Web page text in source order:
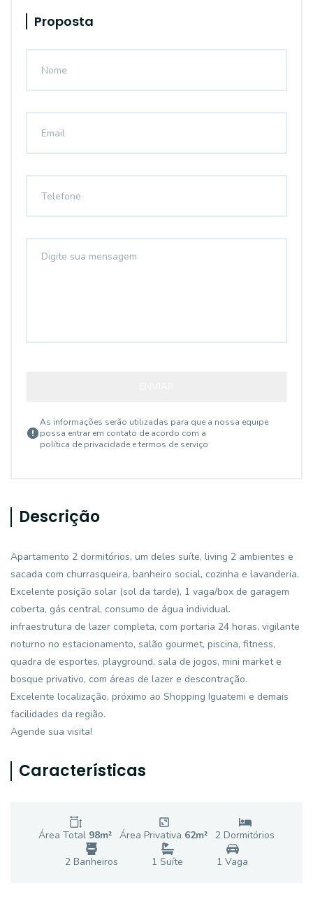
Proposta
As informações serão utilizadas para que a nossa equipe
possa entrar em contato de acordo com a
política de privacidade e termos de serviço
Descrição
Apartamento 2 dormitórios, um deles suíte, living 2 ambientes e
sacada com churrasqueira, banheiro social, cozinha e lavanderia.
Excelente posição solar (sol da tarde), 1 vaga/box de garagem
coberta, gás central, consumo de água individual.
infraestrutura de lazer completa, com portaria 24 horas, vigilante
noturno no estacionamento, salão gourmet, piscina, fitness,
quadra de esportes, playground, sala de jogos, mini market e
bosque privativo, com áreas de lazer e descontração.
Excelente localização, próximo ao Shopping Iguatemi e demais
facilidades da região.
Agende sua visita!
Características
Área Total 98m² Área Privativa 62m² 2 Dormitórios
2 Banheiros 1 Suíte 1 Vaga